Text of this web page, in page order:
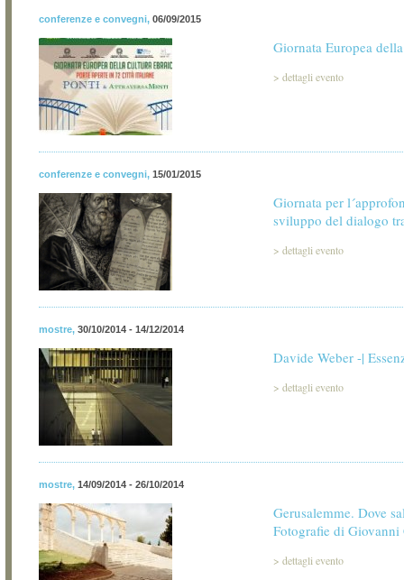
conferenze e convegni, 06/09/2015
Giornata Europea
> dettagli evento
conferenze e convegni, 15/01/2015
Giornata per
sviluppo del dialogo
> dettagli evento
mostre, 30/10/2014 - 14/12/2014
Davide Weber -|
> dettagli evento
mostre, 14/09/2014 - 26/10/2014
Gerusalemme. Dove
Fotografie di Giovanni
> dettagli evento